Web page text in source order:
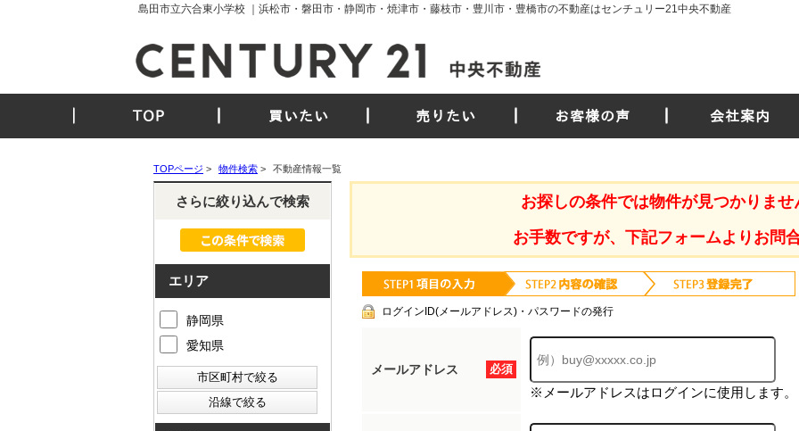
島田市立六合東小学校 ｜浜松市・磐田市・静岡市・焼津市・藤枝市・豊川市・豊橋市の不動産はセンチュリー21中央不動産
TOP 買いたい 売りたい お客様の声 会社案内
TOPページ > 物件検索 > 不動産情報一覧
お探しの条件では物件が見つかりませ
お手数ですが、下記フォームよりお問
ログインID(メールアドレス)・パスワードの発行
必須
メールアドレス
※メールアドレスはログインに使用します。
さらに絞り込んで検索
エリア
静岡県
愛知県